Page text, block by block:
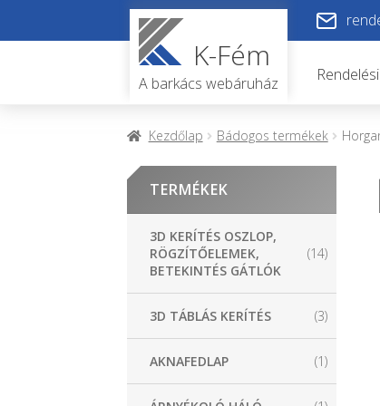
Ugrás
a
navigációhoz
Kilépés
a
tartalombaK-Fém
A barkács webáruház
Kezdőlap Bádogos termékek
TERMÉKEK
3D KERÍTÉS OSZLOP,
RÖGZÍTŐELEMEK,
BETEKINTÉS GÁTLÓK
(14)
3D TÁBLÁS KERÍTÉS (3)
AKNAFEDLAP (1)